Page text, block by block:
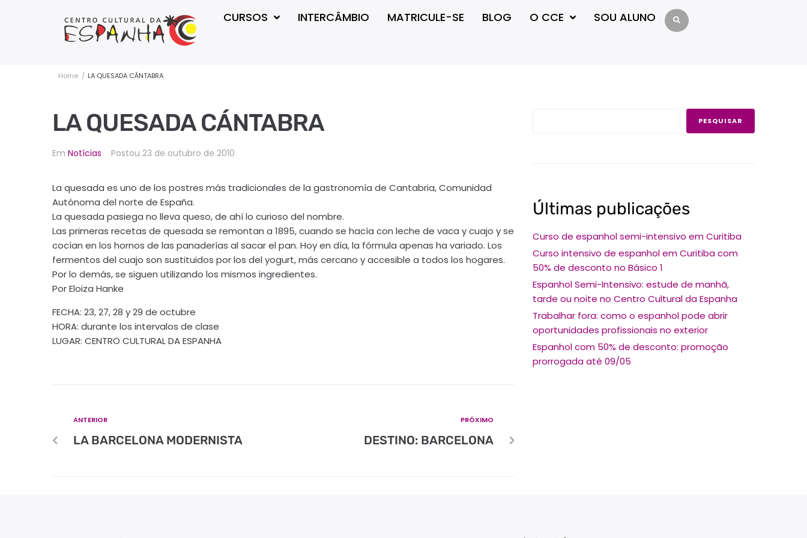
CURSOS INTERCÂMBIO MATRICULE-SE BLOG O CCE SOU ALUNO
Home / LA QUESADA CÁNTABRA
LA QUESADA CÁNTABRA
Em Notícias Postou 23 de outubro de 2010
La quesada es uno de los postres más tradicionales de la gastronomía de Cantabria, Comunidad
Autónoma del norte de España.
La quesada pasiega no lleva queso, de ahí lo curioso del nombre.
Las primeras recetas de quesada se remontan a 1895, cuando se hacía con leche de vaca y cuajo y se
cocían en los hornos de las panaderías al sacar el pan. Hoy en día, la fórmula apenas ha variado. Los
fermentos del cuajo son sustituidos por los del yogurt, más cercano y accesible a todos los hogares.
Por lo demás, se siguen utilizando los mismos ingredientes.
Por Eloiza Hanke
FECHA: 23, 27, 28 y 29 de octubre
HORA: durante los intervalos de clase
LUGAR: CENTRO CULTURAL DA ESPANHA
ANTERIOR
LA BARCELONA MODERNISTA
PRÓXIMO
DESTINO: BARCELONA
PESQUISAR
Últimas publicações
Curso de espanhol semi-intensivo em Curitiba
Curso intensivo de espanhol em Curitiba com
50% de desconto no Básico 1
Espanhol Semi-Intensivo: estude de manhã,
tarde ou noite no Centro Cultural da Espanha
Trabalhar fora: como o espanhol pode abrir
oportunidades profissionais no exterior
Espanhol com 50% de desconto: promoção
prorrogada até 09/05